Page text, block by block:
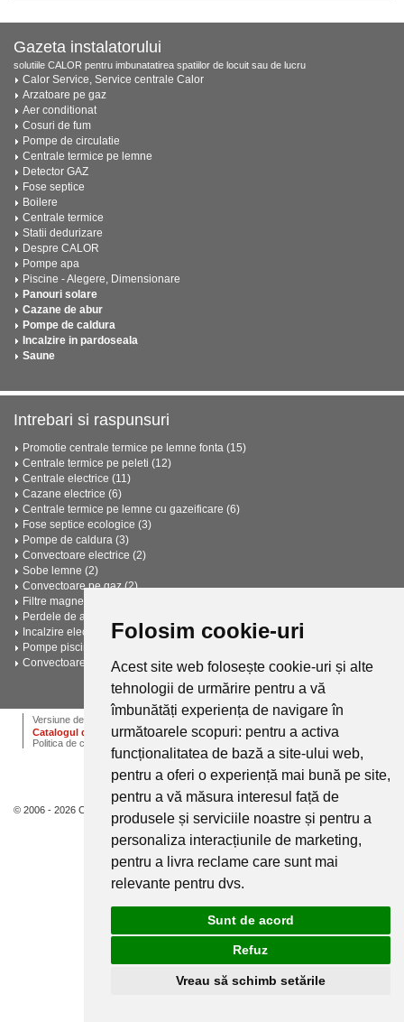
Folosim cookie-uri
Acest site web folosește cookie-uri și alte
tehnologii de urmărire pentru a vă
îmbunătăți experiența de navigare în
următoarele scopuri: pentru a activa
funcționalitatea de bază a site-ului web,
pentru a oferi o experiență mai bună pe site,
pentru a vă măsura interesul față de
produsele și serviciile noastre și pentru a
personaliza interacțiunile de marketing,
pentru a livra reclame care sunt mai
relevante pentru dvs.
Sunt de acord
Refuz
Vreau să schimb setările
Gazeta instalatorului
solutiile CALOR pentru imbunatatirea spatiilor de locuit sau de lucru
Calor Service, Service centrale Calor
Arzatoare pe gaz
Aer conditionat
Cosuri de fum
Pompe de circulatie
Centrale termice pe lemne
Detector GAZ
Fose septice
Boilere
Centrale termice
Statii dedurizare
Despre CALOR
Pompe apa
Piscine - Alegere, Dimensionare
Panouri solare
Cazane de abur
Pompe de caldura
Incalzire in pardoseala
Saune
Intrebari si raspunsuri
Promotie centrale termice pe lemne fonta (15)
Centrale termice pe peleti (12)
Centrale electrice (11)
Cazane electrice (6)
Centrale termice pe lemne cu gazeificare (6)
Fose septice ecologice (3)
Pompe de caldura (3)
Convectoare electrice (2)
Sobe lemne (2)
Convectoare pe gaz (2)
Filtre magnetice anticalcar (2)
Perdele de aer (2)
Incalzire electrica in pardoseala (2)
Pompe piscine (2)
Convectoare pe gaz (2)
Vezi toate intrebarile si raspunsurile
Versiune desktop ANPC Termeni si conditii Dictionar
Cariere
Catalogul de instalatii termice, ventilatie si climatizare CALOR
Politica de confidentialitate
© 2006 - 2026 Calor.